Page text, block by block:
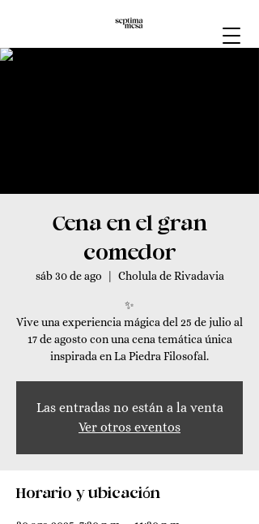
Cena en el gran
comedor
sáb 30 de ago Cholula de Rivadavia
✨
Vive una experiencia mágica del 25 de julio al
17 de agosto con una cena temática única
inspirada en La Piedra Filosofal.
Las entradas no están a la venta
Ver otros eventos
Horario y ubicación